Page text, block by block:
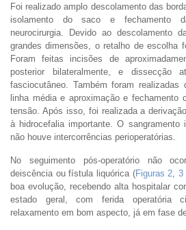
Foi realizado amplo descolamento das
isolamento do saco e fechamento
neurocirurgia. Devido ao descolamento
grandes dimensões, o retalho de escolha
Foram feitas incisões de
posterior bilateralmente, e dissecção
fasciocutâneo. Também foram
linha média e aproximação e fechamento
tensão. Após isso, foi realizada a
à hidrocefalia importante. O sangramento
não houve intercorrências perioperatórias.
No seguimento pós-operatório não
deiscência ou fístula liquórica (Figuras 2 3
boa evolução, recebendo alta hospitalar
estado geral, com ferida operatória
relaxamento em bom aspecto, já em fase